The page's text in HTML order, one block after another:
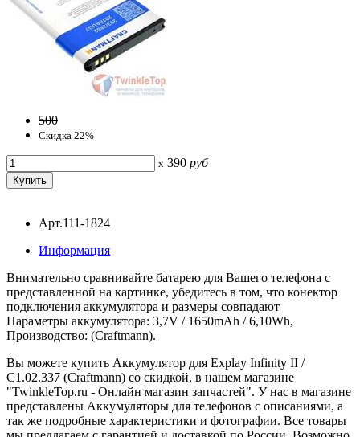
500
Скидка 22%
x 390 руб
Арт.111-1824
Информация
Внимательно сравнивайте батарею для Вашего телефона с
представленной на картинке, убедитесь в том, что конектор
подключения аккумулятора и размеры совпадают
Параметры аккумулятора: 3,7V / 1650mAh / 6,10Wh,
Производство: (Craftmann).
Вы можете купить Аккумулятор для Explay Infinity II /
C1.02.337 (Craftmann) со скидкой, в нашем магазине
"TwinkleTop.ru - Онлайн магазин запчастей". У нас в магазине
представлены Аккумуляторы для телефонов с описаниями, а
так же подробные характеристики и фотографии. Все товары